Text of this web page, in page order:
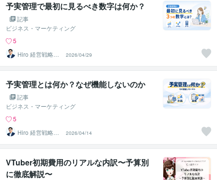
予実管理で最初に見るべき数字は何か？
記事
ビジネス・マーケティング
5
Hiro 経営戦略ア
ドバイザー
2026/04/29
予実管理とは何か？なぜ機能しないのか
記事
ビジネス・マーケティング
5
Hiro 経営戦略ア
ドバイザー
2026/04/14
VTuber初期費用のリアルな内訳〜予算別
に徹底解説〜